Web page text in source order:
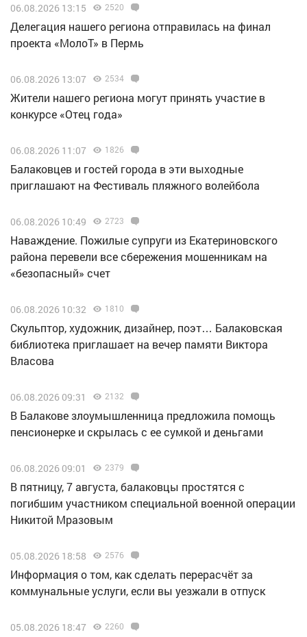
06.08.2026 13:15 2520
Делегация нашего региона отправилась на финал
проекта «МолоТ» в Пермь
06.08.2026 13:07 2534
Жители нашего региона могут принять участие в
конкурсе «Отец года»
06.08.2026 11:07 1826
Балаковцев и гостей города в эти выходные
приглашают на Фестиваль пляжного волейбола
06.08.2026 10:49 2723
Наваждение. Пожилые супруги из Екатериновского
района перевели все сбережения мошенникам на
«безопасный» счет
06.08.2026 10:32 1810
Скульптор, художник, дизайнер, поэт… Балаковская
библиотека приглашает на вечер памяти Виктора
Власова
06.08.2026 09:31 2132
В Балакове злоумышленница предложила помощь
пенсионерке и скрылась с ее сумкой и деньгами
06.08.2026 09:01 2379
В пятницу, 7 августа, балаковцы простятся с
погибшим участником специальной военной операции
Никитой Мразовым
05.08.2026 18:58 2576
Информация о том, как сделать перерасчёт за
коммунальные услуги, если вы уезжали в отпуск
05.08.2026 18:47 2260